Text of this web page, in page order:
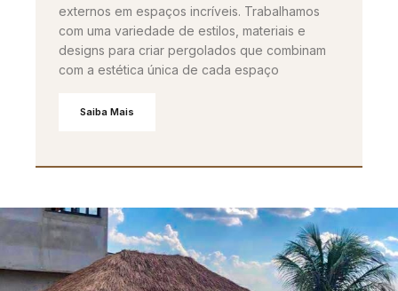
externos em espaços incríveis. Trabalhamos
com uma variedade de estilos, materiais e
designs para criar pergolados que combinam
com a estética única de cada espaço
Saiba Mais